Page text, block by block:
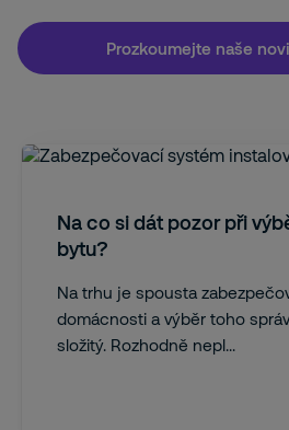
Prozkoumejte naše
Na co si dát pozor při
bytu?
Na trhu je spousta
domácnosti a výběr toho
složitý. Rozhodně nepl...